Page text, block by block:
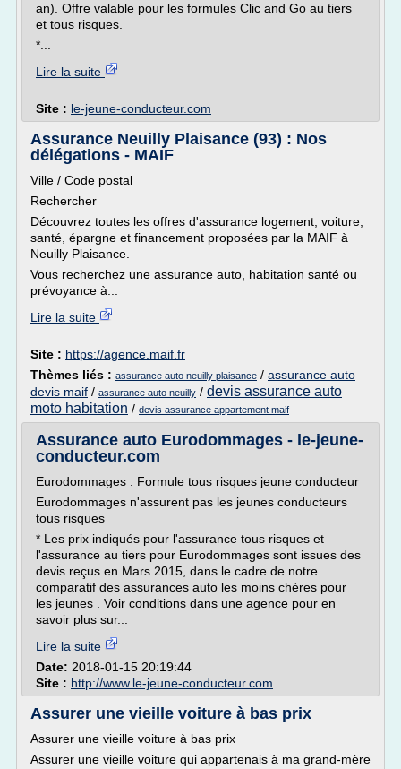
an). Offre valable pour les formules Clic and Go au tiers
et tous risques.
*...
Lire la suite
Site : le-jeune-conducteur.com
Assurance Neuilly Plaisance (93) : Nos
délégations - MAIF
Ville / Code postal
Rechercher
Découvrez toutes les offres d'assurance logement, voiture,
santé, épargne et financement proposées par la MAIF à
Neuilly Plaisance.
Vous recherchez une assurance auto, habitation santé ou
prévoyance à...
Lire la suite
Site : https://agence.maif.fr
Thèmes liés : assurance auto neuilly plaisance / assurance auto
devis maif / assurance auto neuilly / devis assurance auto
moto habitation / devis assurance appartement maif
Assurance auto Eurodommages - le-jeune-
conducteur.com
Eurodommages : Formule tous risques jeune conducteur
Eurodommages n'assurent pas les jeunes conducteurs
tous risques
* Les prix indiqués pour l'assurance tous risques et
l'assurance au tiers pour Eurodommages sont issues des
devis reçus en Mars 2015, dans le cadre de notre
comparatif des assurances auto les moins chères pour
les jeunes . Voir conditions dans une agence pour en
savoir plus sur...
Lire la suite
Date: 2018-01-15 20:19:44
Site : http://www.le-jeune-conducteur.com
Assurer une vieille voiture à bas prix
Assurer une vieille voiture à bas prix
Assurer une vieille voiture qui appartenais à ma grand-mère